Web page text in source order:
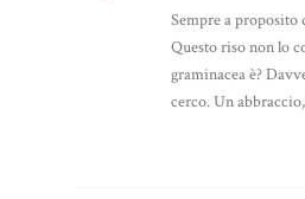
Sempre a proposito
Questo riso non lo
graminacea è?
cerco. Un